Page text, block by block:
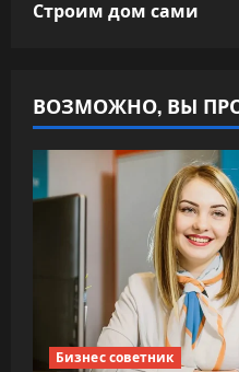
Строим дом сами
ВОЗМОЖНО, ВЫ
Бизнес советник